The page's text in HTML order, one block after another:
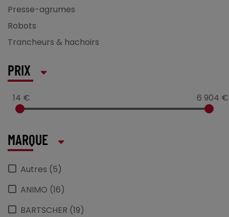
Presse-agrumes
Robots
Trancheurs & hachoirs
PRIX
14 € 6 904 €
MARQUE
Autres (5)
ANIMO (16)
BARTSCHER (19)